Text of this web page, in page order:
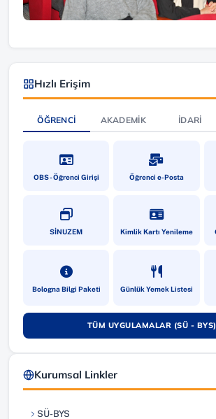
Hızlı Erişim
ÖĞRENCI AKADEMIK İDARI
OBS - Öğrenci Girişi(yeni sekmede açılır)Öğrenci e-Posta
(yeni
SİNUZEM(yeni sekmede açılır)Kimlik Kartı Yenileme
(yeni
Bologna Bilgi Paketi(yeni sekmede açılır)Günlük Yemek Listesi
(yeni
TÜM UYGULAMALAR (SÜ - BYS)
(yeni sekmede
Kurumsal Linkler
SÜ-BYS